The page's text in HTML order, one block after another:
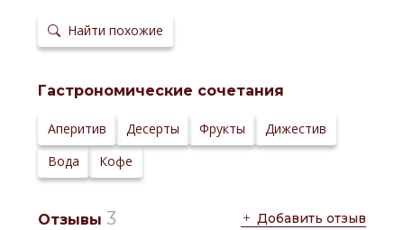
сервировки:
Сайт
производителя:
Найти похожие
Гастрономические сочетания
Аперитив Десерты Фрукты
Дижестив
Вода
Кофе
Отзывы 3 Добавить отзыв